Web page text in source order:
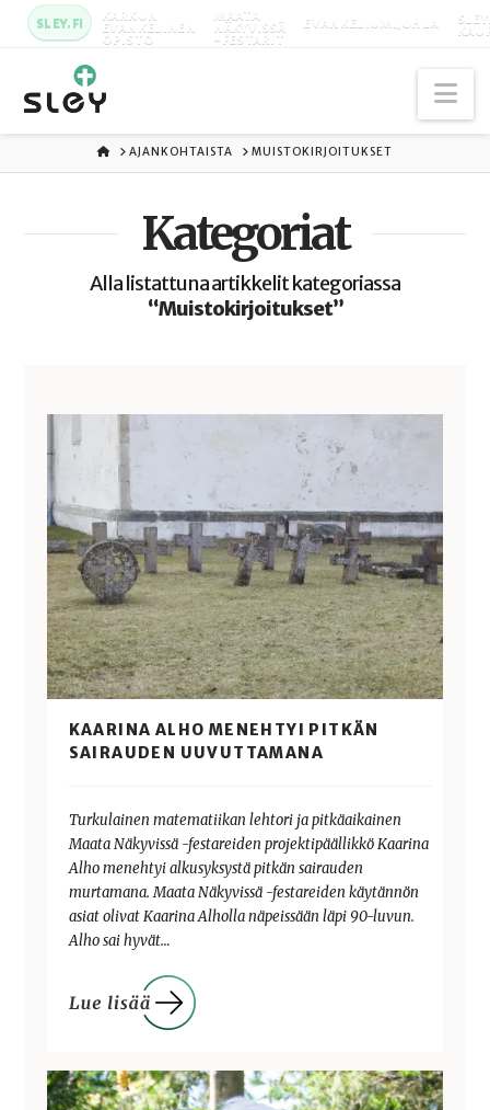
SLEY.FI KARKUN
EVANKELINEN
OPISTO
MAATA
NÄKYVISSÄ
-FESTARIT
EVANKELIUMIJUHLA
ETUSIVU
AJANKOHTAISTA MUISTOKIRJOITUKSET
Kategoriat
Alla listattuna artikkelit kategoriassa
“Muistokirjoitukset”
KAARINA ALHO MENEHTYI PITKÄN
SAIRAUDEN UUVUTTAMANA
Turkulainen matematiikan lehtori ja pitkäaikainen
Maata Näkyvissä -festareiden projektipäällikkö Kaarina
Alho menehtyi alkusyksystä pitkän sairauden
murtamana. Maata Näkyvissä -festareiden käytännön
asiat olivat Kaarina Alholla näpeissään läpi 90-luvun.
Alho sai hyvät…